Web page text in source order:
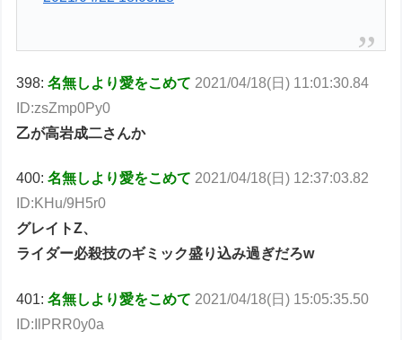
398:名無しより愛をこめて 2021/04/18(日) 11:01:30.84
ID:zsZmp0Py0
乙が高岩成二さんか
400:名無しより愛をこめて 2021/04/18(日) 12:37:03.82
ID:KHu/9H5r0
グレイトZ、
ライダー必殺技のギミック盛り込み過ぎだろw
401:名無しより愛をこめて 2021/04/18(日) 15:05:35.50
ID:IlPRR0y0a